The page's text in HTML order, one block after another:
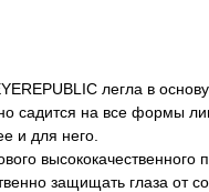
легла в
садится на все формы
и для него.
высококачественного
защищать глаза от